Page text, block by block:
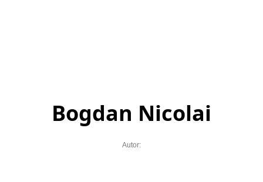
Bogdan Nicolai
Autor: